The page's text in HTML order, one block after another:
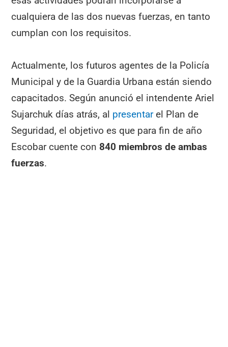
cualquiera de las dos nuevas fuerzas, en tanto
cumplan con los requisitos.
Actualmente, los futuros agentes de la Policía
Municipal y de la Guardia Urbana están siendo
capacitados. Según anunció el intendente Ariel
Sujarchuk días atrás, al presentarel Plan de
Seguridad, el objetivo es que para fin de año
Escobar cuente con 840 miembros de ambas
fuerzas.